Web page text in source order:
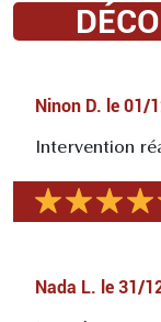
Ninon D. le 01/
Intervention
Nada L. le 31/